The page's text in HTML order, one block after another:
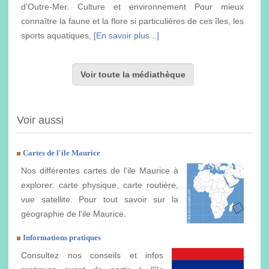
d'Outre-Mer. Culture et environnement Pour mieux
connaître la faune et la flore si particulières de ces îles, les
sports aquatiques, [En savoir plus...]
Voir toute la médiathèque
Voir aussi
Cartes de l'ile Maurice
Nos différentes cartes de l'ile Maurice à
explorer: carte physique, carte routière,
vue satellite. Pour tout savoir sur la
géographie de l'ile Maurice.
Informations pratiques
Consultez nos conseils et infos